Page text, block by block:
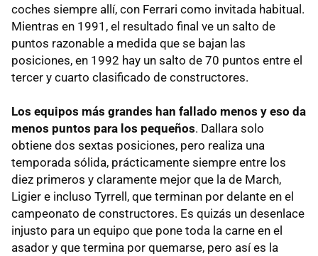
coches siempre allí, con Ferrari como invitada habitual.
Mientras en 1991, el resultado final ve un salto de
puntos razonable a medida que se bajan las
posiciones, en 1992 hay un salto de 70 puntos entre el
tercer y cuarto clasificado de constructores.
Los equipos más grandes han fallado menos y eso da
menos puntos para los pequeños. Dallara solo
obtiene dos sextas posiciones, pero realiza una
temporada sólida, prácticamente siempre entre los
diez primeros y claramente mejor que la de March,
Ligier e incluso Tyrrell, que terminan por delante en el
campeonato de constructores. Es quizás un desenlace
injusto para un equipo que pone toda la carne en el
asador y que termina por quemarse, pero así es la